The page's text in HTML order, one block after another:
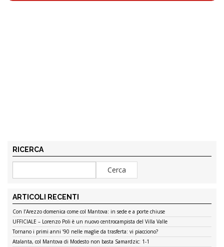
RICERCA
ARTICOLI RECENTI
Con l’Arezzo domenica come col Mantova: in sede e a porte chiuse
UFFICIALE – Lorenzo Poli è un nuovo centrocampista del Villa Valle
Tornano i primi anni ’90 nelle maglie da trasferta: vi piacciono?
Atalanta, col Mantova di Modesto non basta Samardzic: 1-1